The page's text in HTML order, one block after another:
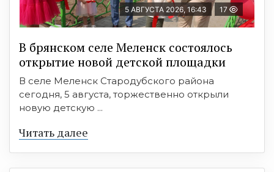
5 АВГУСТА 2026, 16:43 17
В брянском селе Меленск состоялось
открытие новой детской площадки
В селе Меленск Стародубского района
сегодня, 5 августа, торжественно открыли
новую детскую ...
Читать далее